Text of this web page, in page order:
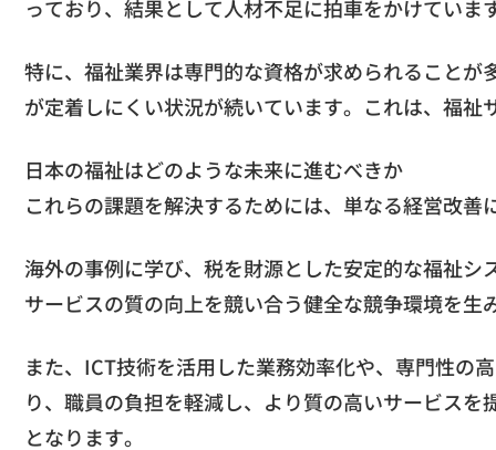
っており、結果として人材不足に拍車をかけていま
特に、福祉業界は専門的な資格が求められること
が定着しにくい状況が続いています。これは、福
日本の福祉はどのような未来に進むべきか
これらの課題を解決するためには、単なる経営改
海外の事例に学び、税を財源とした安定的な福祉
サービスの質の向上を競い合う健全な競争環境を生
また、ICT技術を活用した業務効率化や、専門性の
り、職員の負担を軽減し、より質の高いサービス
となります。